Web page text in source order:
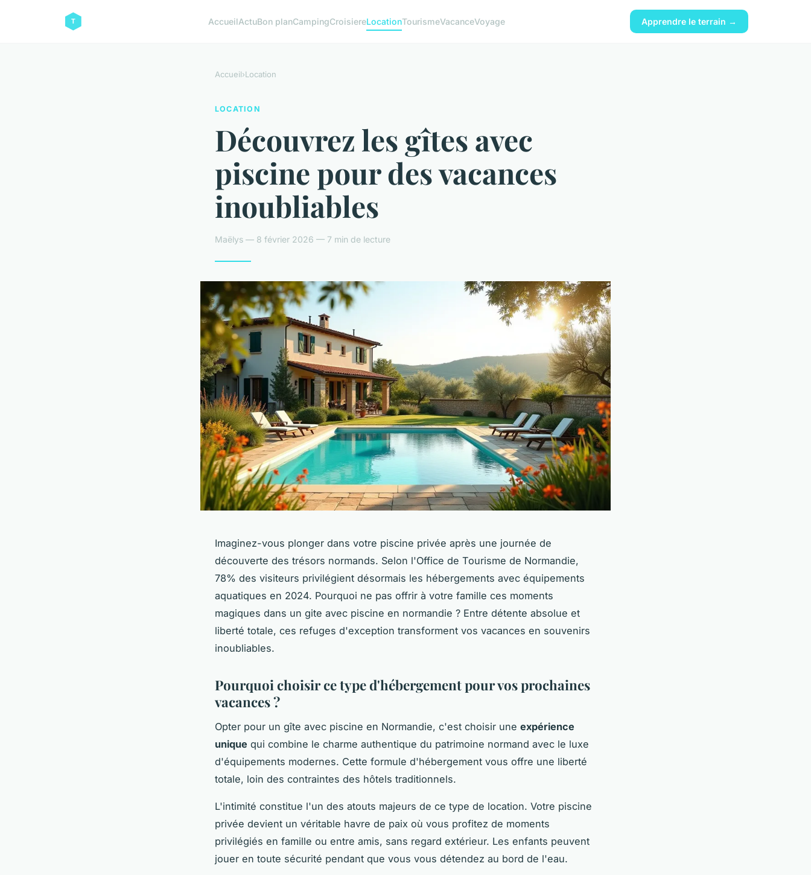
AccueilActuBon planCampingCroisiereLocationTourismeVacanceVoyage Apprendre le terrain →
Accueil›Location
LOCATION
Découvrez les gîtes avec
piscine pour des vacances
inoubliables
Maëlys — 8 février 2026 — 7 min de lecture
Imaginez-vous plonger dans votre piscine privée après une journée de
découverte des trésors normands. Selon l'Office de Tourisme de Normandie,
78% des visiteurs privilégient désormais les hébergements avec équipements
aquatiques en 2024. Pourquoi ne pas offrir à votre famille ces moments
magiques dans un gite avec piscine en normandie ? Entre détente absolue et
liberté totale, ces refuges d'exception transforment vos vacances en souvenirs
inoubliables.
Pourquoi choisir ce type d'hébergement pour vos prochaines
vacances ?
Opter pour un gîte avec piscine en Normandie, c'est choisir une expérience
unique qui combine le charme authentique du patrimoine normand avec le luxe
d'équipements modernes. Cette formule d'hébergement vous offre une liberté
totale, loin des contraintes des hôtels traditionnels.
L'intimité constitue l'un des atouts majeurs de ce type de location. Votre piscine
privée devient un véritable havre de paix où vous profitez de moments
privilégiés en famille ou entre amis, sans regard extérieur. Les enfants peuvent
jouer en toute sécurité pendant que vous vous détendez au bord de l'eau.